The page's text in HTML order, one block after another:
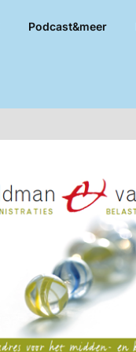
Podcast&meer